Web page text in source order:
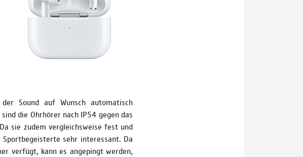
Sound auf Wunsch automatisch
die Ohrhörer nach IP54 gegen das
sie zudem vergleichsweise fest und
sehr interessant. Da
verfügt, kann es angepingt werden,